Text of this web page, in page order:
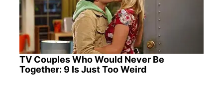
TV Couples Who Would Never Be
Together: 9 Is Just Too Weird